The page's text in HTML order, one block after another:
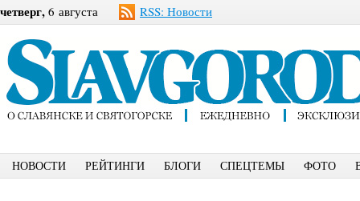
четверг, 6 августа RSS: Новости
НОВОСТИ РЕЙТИНГИ БЛОГИ СПЕЦТЕМЫ ФОТО